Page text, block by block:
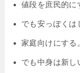
値段を庶民的に
でも安っぽくは
家庭向けにする
でも中身は新し